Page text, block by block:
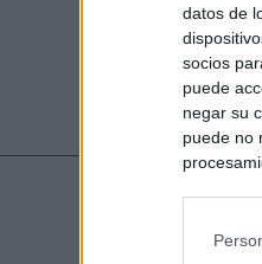
datos de
socios
puede
negar su
puede no